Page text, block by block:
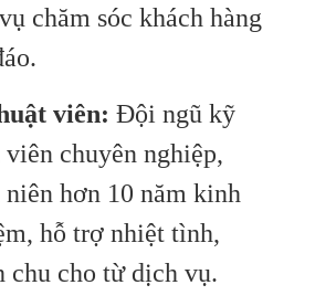
chăm sóc khách hàng
viên: Đội ngũ kỹ
viên chuyên nghiệp,
niên hơn 10 năm kinh
hỗ trợ nhiệt tình,
chu cho từ dịch vụ.